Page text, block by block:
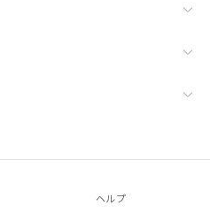
ヘルプ